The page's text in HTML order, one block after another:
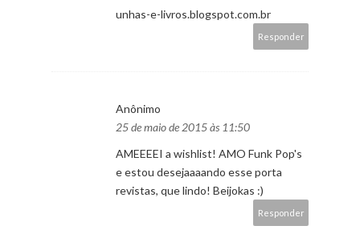
unhas-e-livros.blogspot.com.br
Responder
Anônimo
25 de maio de 2015 às 11:50
AMEEEEI a wishlist! AMO Funk Pop's
e estou desejaaaando esse porta
revistas, que lindo! Beijokas :)
Responder